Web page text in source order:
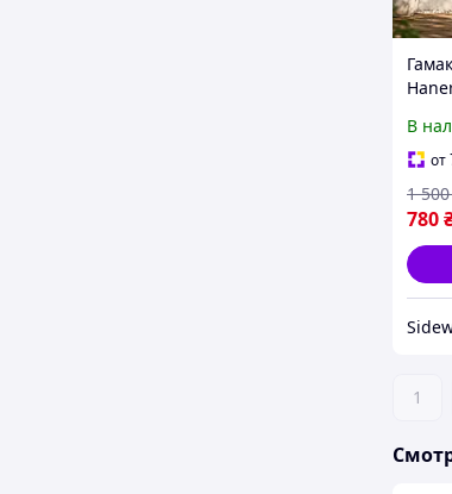
и
В
от
780
1 500
1